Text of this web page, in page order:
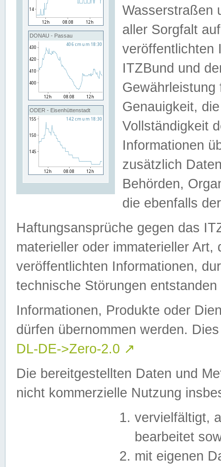
DONAU - Passau
ODER - Eisenhüttenstadt
Wasserstraßen
aller Sorgfalt
veröffentlichten
ITZBund und
Genauigkeit,
Vollständigkeit
Informationen
zusätzlich
Behörden,
die ebenfalls
Haftungsansprüche gegen das
materieller oder immaterieller
veröffentlichten Informationen,
technische Störungen
Informationen, Produkte oder
dürfen übernommen werden.
DL-DE->Zero-2.0 ↗
Die bereitgestellten Daten und
nicht kommerzielle Nutzung
vervielfältigt,
bearbeitet
mit eigenen